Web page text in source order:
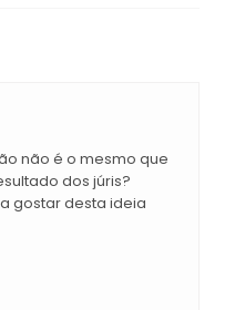
não é o mesmo que
dos júris?
gostar desta ideia